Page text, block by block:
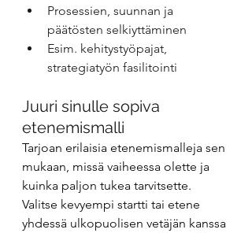
Prosessien, suunnan ja
päätösten selkiyttäminen
Esim. kehitystyöpajat,
strategiatyön fasilitointi
Juuri sinulle sopiva
etenemismalli
Tarjoan erilaisia etenemismalleja sen
mukaan, missä vaiheessa olette ja
kuinka paljon tukea tarvitsette.
Valitse kevyempi startti tai etene
yhdessä ulkopuolisen vetäjän kanssa